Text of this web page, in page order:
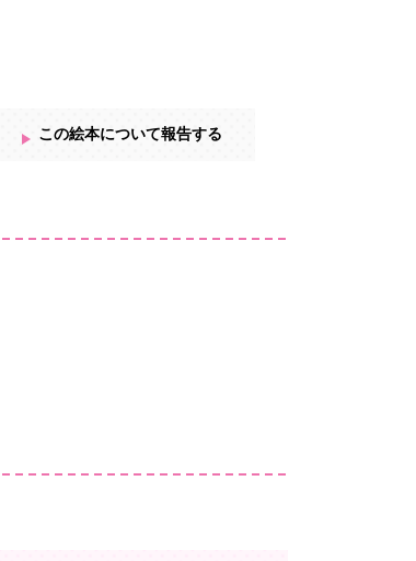
この絵本について報告する